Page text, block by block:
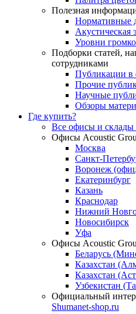
Полезная
Нормативные
Акустическая
Уровни
Подборки статей,
сотрудниками
Публикации в
Прочие
Научные
Обзоры
Где купить?
Все офисы и склады
Офисы Acoustic
Москва
Санкт-
Воронеж
Екатеринбург
Казань
Краснодар
Нижний
Новосибирск
Уфа
Офисы Acoustic
Беларусь
Казахстан
Казахстан
Узбекистан
Официальный
Shumanet-shop.ru